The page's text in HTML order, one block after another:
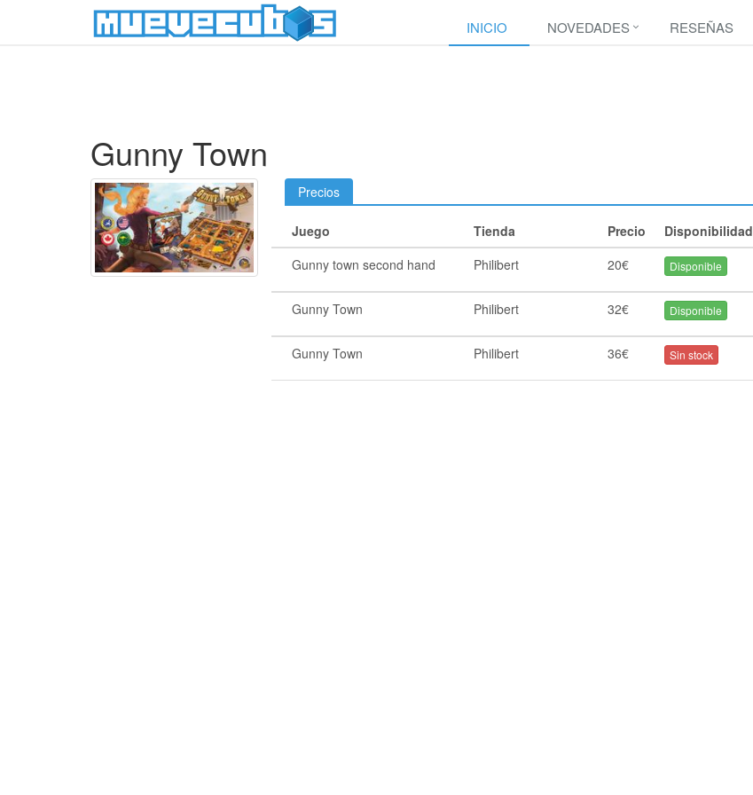
INICIO NOVEDADES RESEÑAS
Gunny Town
Precios
Juego Tienda Precio
Disponibilidad
Gunny town second hand
Philibert 20€ Disponible
Gunny Town Philibert 32€ Disponible
Gunny Town Philibert 36€ Sin stock